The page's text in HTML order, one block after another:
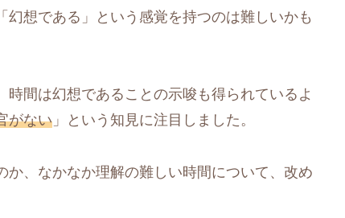
想である」という感覚を持つのは難しいかも
間は幻想であることの示唆も得られているよ
がない 」という知見に注目しました。
、なかなか理解の難しい時間について、改め